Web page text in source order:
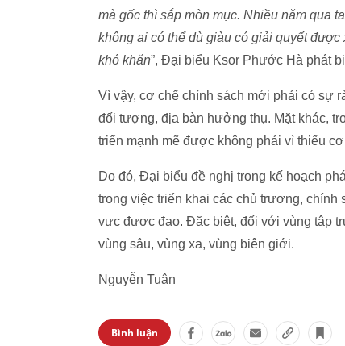
mà gốc thì sắp mòn mục. Nhiều năm qua
không ai có thể dù giàu có giải quyết
khó khăn”, Đại biểu Ksor Phước Hà phát
Vì vậy, cơ chế chính sách mới phải có sự
đối tượng, địa bàn hưởng thụ. Mặt khác,
triển mạnh mẽ được không phải vì thiếu
Do đó, Đại biểu đề nghị trong kế hoạch
trong việc triển khai các chủ trương,
vực được đạo. Đặc biệt, đối với vùng tập
vùng sâu, vùng xa, vùng biên giới.
Nguyễn Tuân
Bình luận